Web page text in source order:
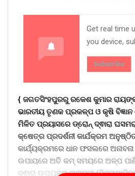
Get real time
you device,
Subscribe
{ ଜଗତସିଂହପୁରରୁ ରକେଶ କୁମାର
ଭାରତୀୟ ତୃଣକ ପ୍ରକଳ୍ପ ଓ କୃଷି
ମିଳିତ ପ୍ରୟାସରେ ଡ୍ରୋନ୍ ଦ୍ଵାରା
କ୍ଷେତ୍ର ପ୍ରଦର୍ଶନୀ କାର୍ଯକ୍ରମ
କାର୍ଯ୍ୟକ୍ରମରେ ଧାନ ଫସଲରେ
ଉପାୟରେ ଅତି କମ୍ ସମୟରେ ଅଳ୍ପ
ଦ୍ଵାରା ଉପଯୁକ୍ତ ଘାସମରା